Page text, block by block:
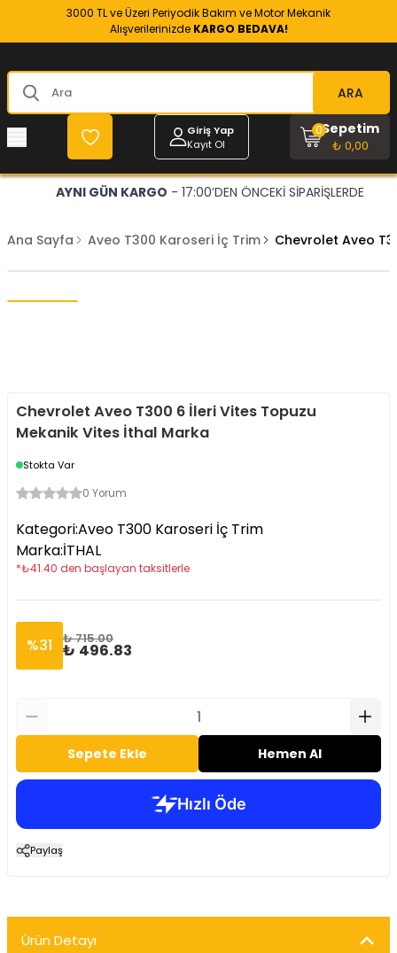
3000 TL ve Üzeri Periyodik Bakım ve Motor Mekanik
Alışverilerinizde KARGO BEDAVA!
ARA
Giriş Yap
Kayıt Ol
Sepetim
₺ 0,00
0
AYNI GÜN KARGO - 17:00’DEN ÖNCEKİ SİPARİŞLERDE
Ana Sayfa Aveo T300 Karoseri İç Trim Chevrolet Aveo
Chevrolet Aveo T300 6 İleri Vites Topuzu
Mekanik Vites İthal Marka
Stokta Var
0 Yorum
Kategori:Aveo T300 Karoseri İç Trim
Marka:İTHAL
*₺41.40 den başlayan taksitlerle
%31 ₺ 715.00
₺ 496.83
Sepete Ekle Hemen Al
Paylaş
Ürün Detayı